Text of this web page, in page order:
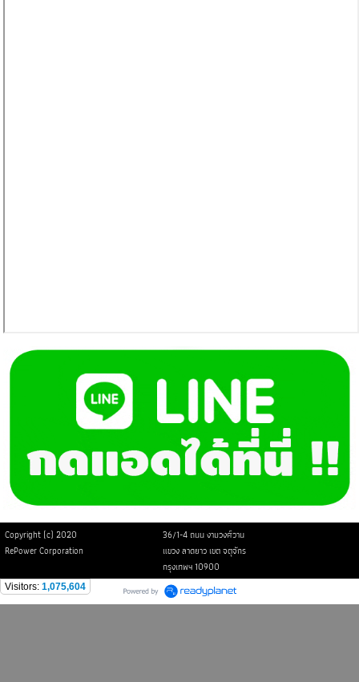
Copyright (c) 2020
36/1-4 ถนน งามวงศ์วาน
RePower Corporation
แขวง ลาดยาว เขต จตุจักร
กรุงเทพฯ 10900
Visitors: 1,075,604